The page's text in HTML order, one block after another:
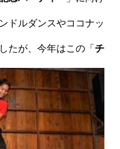
ドルダンスやココナッ
たが、今年はこの「チ